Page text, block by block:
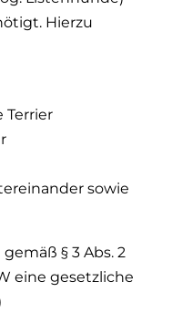
Hierzu
Terrier
sowie
§ 3 Abs. 2
eine gesetzliche